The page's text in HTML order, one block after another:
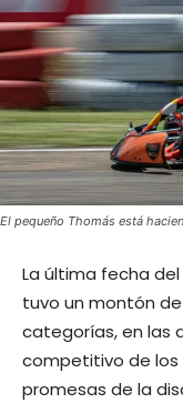
El pequeño Thomás está
La última fecha
tuvo un montón
categorías, en las
competitivo de los
promesas de la